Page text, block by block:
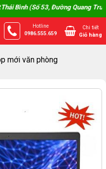
53, Đường Quang Trung,
Hotline
0986.555.659
Chi tiết
Giỏ hàng
mới văn phòng